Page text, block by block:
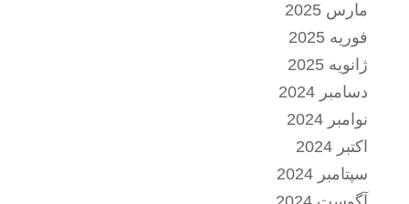
مارس 2025
فوریه 2025
ژانویه 2025
دسامبر 2024
نوامبر 2024
اکتبر 2024
سپتامبر 2024